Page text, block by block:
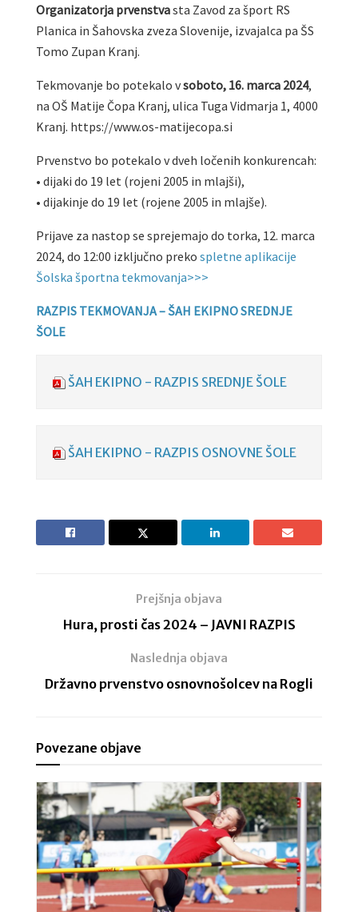
Organizatorja prvenstvasta Zavod za šport RS
Planica in Šahovska zveza Slovenije, izvajalca pa ŠS
Tomo Zupan Kranj.
Tekmovanje bo potekalo vsoboto, 16. marca 2024,
na OŠ Matije Čopa Kranj, ulica Tuga Vidmarja 1, 4000
Kranj. https://www.os-matijecopa.si
Prvenstvo bo potekalo v dveh ločenih konkurencah:
• dijaki do 19 let (rojeni 2005 in mlajši),
• dijakinje do 19 let (rojene 2005 in mlajše).
Prijave za nastop se sprejemajo do torka, 12. marca
2024, do 12:00 izključno preko spletne aplikacije
Šolska športna tekmovanja>>>
RAZPIS TEKMOVANJA – ŠAH EKIPNO SREDNJE
ŠOLE
ŠAH EKIPNO - RAZPIS SREDNJE ŠOLE
ŠAH EKIPNO - RAZPIS OSNOVNE ŠOLE
Prejšnja objava
Hura, prosti čas 2024 – JAVNI RAZPIS
Naslednja objava
Državno prvenstvo osnovnošolcev na Rogli
Povezane objave